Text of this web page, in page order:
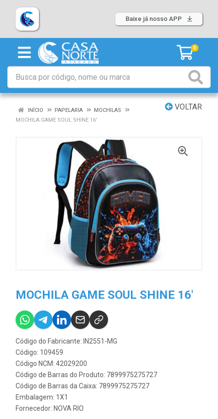
Baixe já nosso APP
0
VOLTAR
INÍCIO PAPELARIA
MOCHILAS
MOCHILA GAME SOUL SHINE 16'
MOCHILA GAME SOUL SHINE 16'
Código do Fabricante: IN2551-MG
Código: 109459
Código NCM: 42029200
Código de Barras do Produto: 7899975275727
Código de Barras da Caixa: 7899975275727
Embalagem: 1X1
Fornecedor: NOVA RIO